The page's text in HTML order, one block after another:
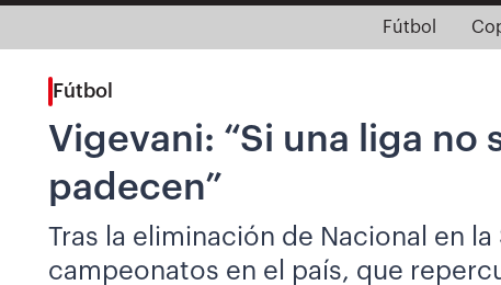
Fútbol
Fútbol
Vigevani: “Si una liga
padecen”
Tras la eliminación de Nacional en
campeonatos en el país, que